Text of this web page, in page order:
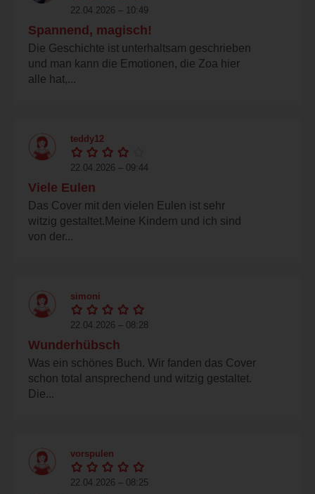
22.04.2026 – 10:49
Spannend, magisch!
Die Geschichte ist unterhaltsam geschrieben
und man kann die Emotionen, die Zoa hier
alle hat,...
teddy12
22.04.2026 – 09:44
Viele Eulen
Das Cover mit den vielen Eulen ist sehr
witzig gestaltet.Meine Kindern und ich sind
von der...
simoni
22.04.2026 – 08:28
Wunderhübsch
Was ein schönes Buch. Wir fanden das Cover
schon total ansprechend und witzig gestaltet.
Die...
vorspulen
22.04.2026 – 08:25